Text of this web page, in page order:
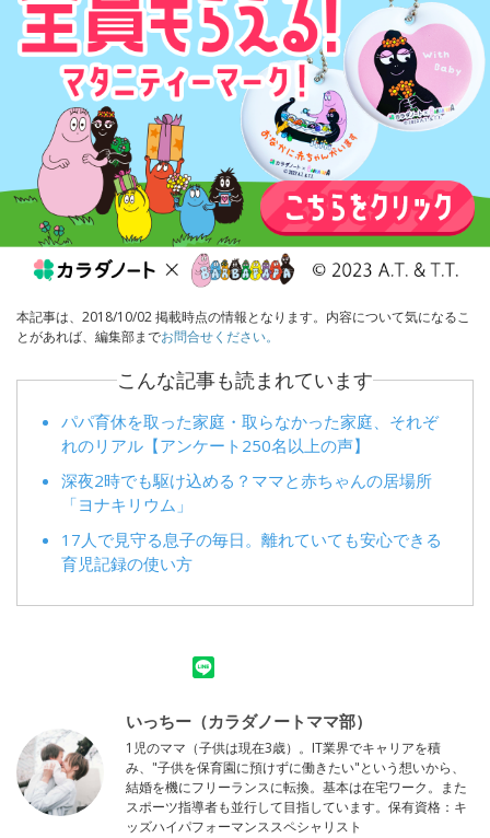
本記事は、2018/10/02 掲載時点の情報となります。内容について気になるこ
とがあれば、編集部までお問合せください。
こんな記事も読まれています
パパ育休を取った家庭・取らなかった家庭、それぞ
れのリアル【アンケート250名以上の声】
深夜2時でも駆け込める？ママと赤ちゃんの居場所
「ヨナキリウム」
17人で見守る息子の毎日。離れていても安心できる
育児記録の使い方
いっちー（カラダノートママ部）
1児のママ（子供は現在3歳）。IT業界でキャリアを積
み、"子供を保育園に預けずに働きたい"という想いから、
結婚を機にフリーランスに転換。基本は在宅ワーク。また
スポーツ指導者も並行して目指しています。保有資格：キ
ッズハイパフォーマンススペシャリスト